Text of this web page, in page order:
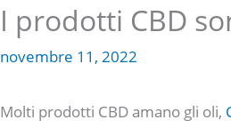
I prodotti CBD
novembre 11, 2022
Molti prodotti CBD amano gli oli,